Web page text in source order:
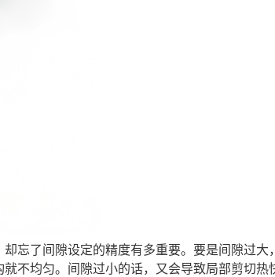
忘了间隙设定的精度有多重要。要是间隙过大
不均匀。间隙过小的话，又会导致局部剪切热